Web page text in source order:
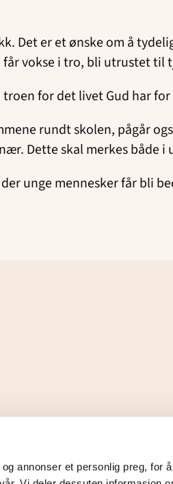
annonser et personlig preg, for
Det er et ønske om å
vokse i tro, bli utrustet
for det livet Gud har
rundt skolen, pågår
Dette skal merkes både
unge mennesker får bli